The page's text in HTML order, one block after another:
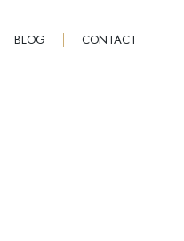
BLOG CONTACT